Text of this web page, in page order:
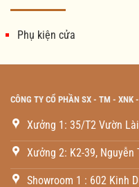
Phụ kiện cửa
CÔNG TY CỔ PHẦN SX - TM - XNK
Xưởng 1: 35/T2 Vườn
Xưởng 2: K2-39, Nguyễn
Showroom 1 : 602 Kinh